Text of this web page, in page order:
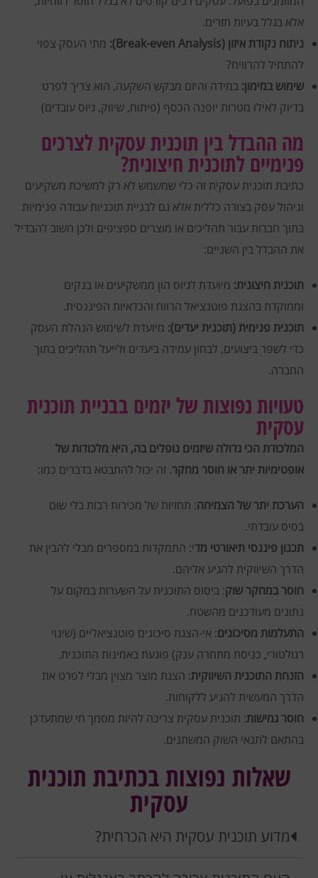
אלא בגלל בעיות תזרים.
ניתוח נקודת איזון (Break-even Analysis):
מתי העסק צפוי
להתחיל להרוויח?
שימוש במימון: במידה והיזם מבקש השקעה, הוא צריך לפרט
בדיוק לאילו מטרות יופנה הכסף (פיתוח, שיווק, גיוס עובדים)
מה ההבדל בין תוכנית עסקית לצרכים
פנימיים לתוכנית חיצונית?
כתיבת תוכנית עסקית זה כלי שמשמש לא רק למשיכת משקיעים
וניהול עסק בצורה כללית אלא גם לבניית תוכניות עבודה פנימיות
בתוך חברות עבור תהליכים או מוצרים ספציפים ולכן חשוב להבדיל
את ההבדל בין השניים:
תוכנית חיצונית: מיועדת לגיוס הון ממשקיעים או בנקים
וממוקדת בהצגת פוטנציאל הרווח והכדאיות הפיננסית.
תוכנית פנימית (תוכנית יעדים): מיועדת לשימוש הנהלת העסק
כדי לשפר ביצועים, לבחון עמידה ביעדים ולייעל תהליכים בתוך
החברה.
טעויות נפוצות של יזמים בבניית תוכנית
עסקית
המלכודת הכי גדולה שיזמים נופלים בה, היא מלכודות של
אופטימיות יתר או חוסר מחקר. זה יכול להתבטא בדברים כמו:
הערכת יתר של הצמיחה: תחזיות של מכירות רבות בלי שום
בסיס עובדתי.
תכנון פיננסי תיאורטי מדי: התמקדות במספרים מבלי להבין את
הדרך השיווקית להגיע אליהם.
חוסר במחקר שוק: ביסוס התוכנית על השערות במקום על
נתונים מעודכנים מהשטח.
התעלמות מסיכונים: אי-הצגת סיכונים פוטנציאליים (שינוי
רגולטורי, כניסת מתחרה ענק) פוגעת באמינות התוכנית.
הזנחת התוכנית השיווקית: הצגת מוצר מצוין מבלי לפרט את
הדרך המעשית להגיע ללקוחות.
חוסר גמישות: תוכנית עסקית צריכה להיות מסמך חי שמתעדכן
בהתאם לתנאי השוק המשתנים.
שאלות נפוצות בכתיבת תוכנית
עסקית
מדוע תוכנית עסקית היא הכרחית?